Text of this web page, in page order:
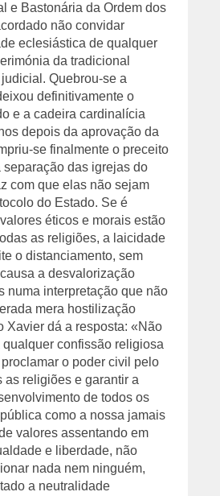
e Bastonária da Ordem dos
não convidar
eclesiástica de qualquer
da tradicional
Quebrou-se a
definitivamente o
e a cadeira cardinalícia
depois da aprovação da
se finalmente o preceito
separação das igrejas do
com que elas não sejam
do Estado. Se é
éticos e morais estão
as religiões, a laicidade
o distanciamento, sem
a desvalorização
numa interpretação que não
mera hostilização
Xavier dá a resposta: «Não
confissão religiosa
o poder civil pelo
as religiões e garantir a
de todos os
como a nossa jamais
valores assentando em
e liberdade, não
nada nem ninguém,
a neutralidade